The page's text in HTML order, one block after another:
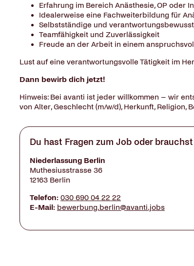
Erfahrung im Bereich Anästhesie, OP oder
Idealerweise eine Fachweiterbildung für
Selbstständige und
Teamfähigkeit und Zuverlässigkeit
Freude an der Arbeit in einem
Lust auf eine verantwortungsvolle Tätigkeit im
Dann bewirb dich jetzt!
Hinweis: Bei avanti ist jeder willkommen – wir
von Alter, Geschlecht (m/w/d), Herkunft, Religion,
Du hast Fragen zum Job oder
Niederlassung Berlin
Muthesiusstrasse 36
12163 Berlin
Telefon: 030 690 04 22 22
E-Mail: bewerbung.berlin@avanti.jobs